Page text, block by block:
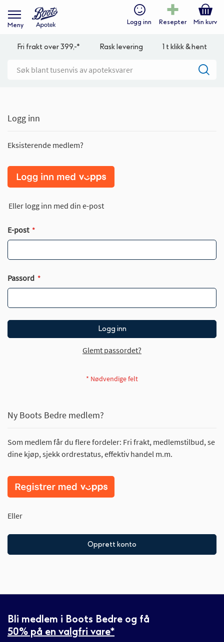
Meny Logg inn Resepter Min kurv
Fri frakt over 399,-* Rask levering 1 t klikk & hent
Logg inn
Eksisterende medlem?
Eller logg inn med din e-post
E-post
Passord
Logg inn
Glemt passordet?
Ny Boots Bedre medlem?
Som medlem får du flere fordeler: Fri frakt, medlemstilbud, se
dine kjøp, sjekk ordrestatus, effektiv handel m.m.
Eller
Opprett konto
Bli medlem i Boots Bedre og få
50% på en valgfri vare*